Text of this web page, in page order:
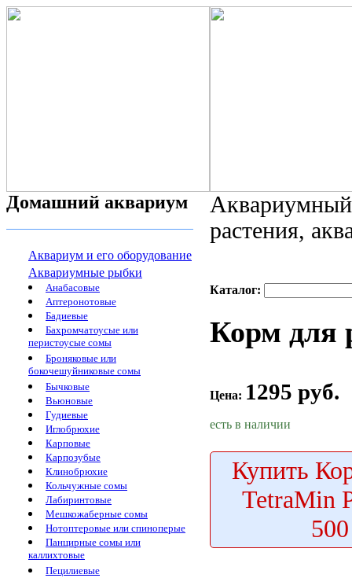
Домашний аквариум
Аквариум и его оборудование
Аквариумные рыбки
Анабасовые
Аптеронотовые
Бадиевые
Бахромчатоусые или
перистоусые сомы
Броняковые или
бокочешуйниковые сомы
Бычковые
Вьюновые
Гудиевые
Иглобрюхие
Карповые
Карпозубые
Клинобрюхие
Кольчужные сомы
Лабиринтовые
Мешкожаберные сомы
Нотоптеровые или спиноперые
Панцирные сомы или
каллихтовые
Пецилиевые
растения,
Каталог:
Корм для
Цена: 1295 руб.
есть в наличии
Купить
TetraMin